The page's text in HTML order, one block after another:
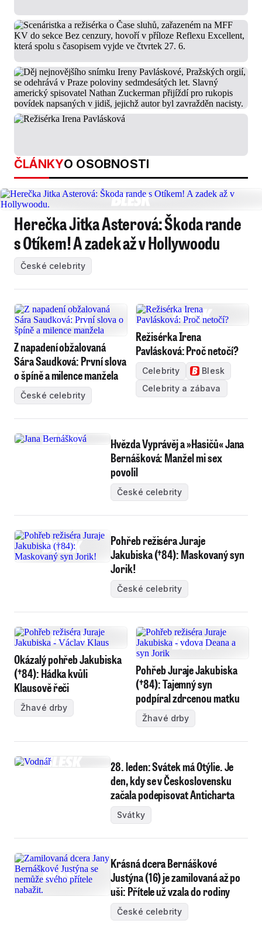
ČLÁNKYO OSOBNOSTI
Herečka Jitka Asterová: Škoda rande
s Otíkem! A zadek až v Hollywoodu
České celebrity
Z napadení obžalovaná
Sára Saudková: První slova
o špíně a milence manžela
České celebrity
Režisérka Irena
Pavlásková: Proč netočí?
Celebrity
Blesk
Celebrity a zábava
Hvězda Vyprávěj a »Hasičů« Jana
Bernášková: Manžel mi sex
povolil
České celebrity
Pohřeb režiséra Juraje
Jakubiska (†84): Maskovaný syn
Jorik!
České celebrity
Okázalý pohřeb Jakubiska
(†84): Hádka kvůli
Klausově řeči
Žhavé drby
Pohřeb Juraje Jakubiska
(†84): Tajemný syn
podpíral zdrcenou matku
Žhavé drby
28. leden: Svátek má Otýlie. Je
den, kdy se v Československu
začala podepisovat Anticharta
Svátky
Krásná dcera Bernáškové
Justýna (16) je zamilovaná až po
uši: Přítele už vzala do rodiny
České celebrity